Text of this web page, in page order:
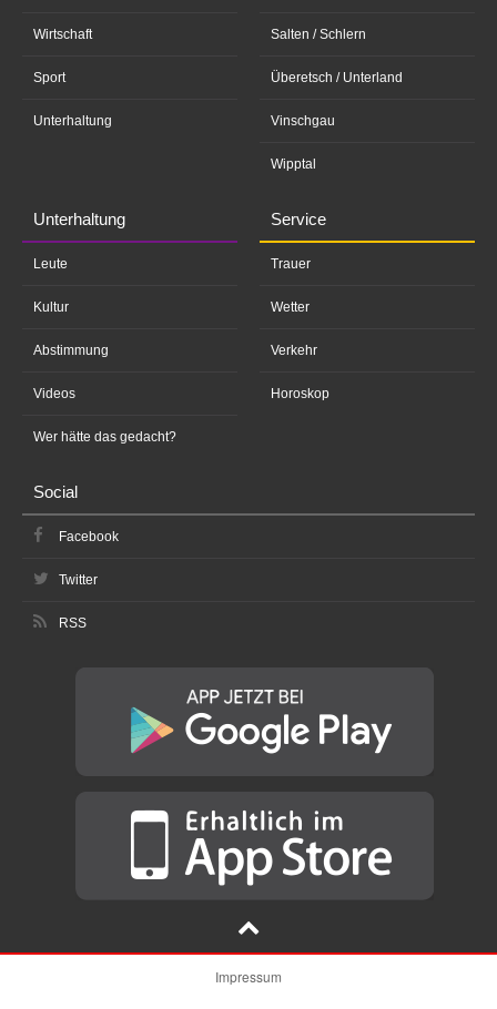
Wirtschaft
Sport
Unterhaltung
Salten / Schlern
Überetsch / Unterland
Vinschgau
Wipptal
Unterhaltung
Leute
Kultur
Abstimmung
Videos
Wer hätte das gedacht?
Service
Trauer
Wetter
Verkehr
Horoskop
Social
Facebook
Twitter
RSS
Impressum